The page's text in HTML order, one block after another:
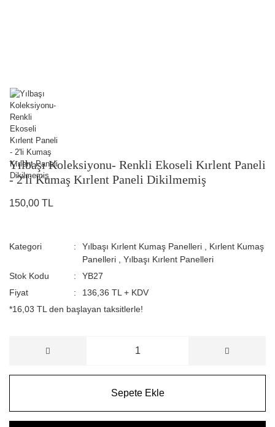
Yılbaşı Koleksiyonu- Renkli Ekoseli Kırlent Paneli
- 2'li Kumaş Kırlent Paneli Dikilmemiş
150,00 TL
Kategori Yılbaşı Kırlent Kumaş Panelleri
Kırlent Kumaş
Panelleri
Yılbaşı Kırlent Panelleri
Stok Kodu
YB27
Fiyat
136,36 TL + KDV
*16,03 TL den başlayan taksitlerle!
Sepete Ekle